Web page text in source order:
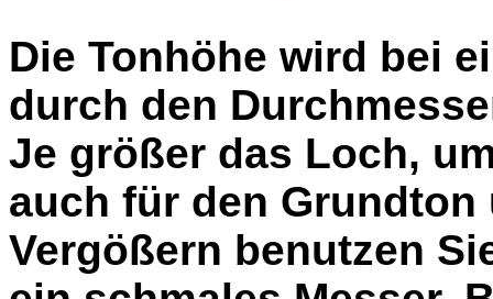
Die Tonhöhe wird bei
durch den
Je größer das Loch,
auch für den
Vergößern benutzen